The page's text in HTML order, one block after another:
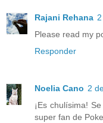
Rajani Rehana
Please read my
Responder
Noelia Cano 2
¡Es chulísima!
super fan de